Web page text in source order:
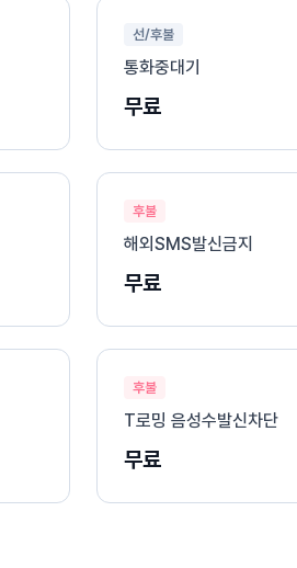
선/후불
통화중대기
무료
후불
해외SMS발신금지
무료
후불
T로밍 음성수발신차단
무료